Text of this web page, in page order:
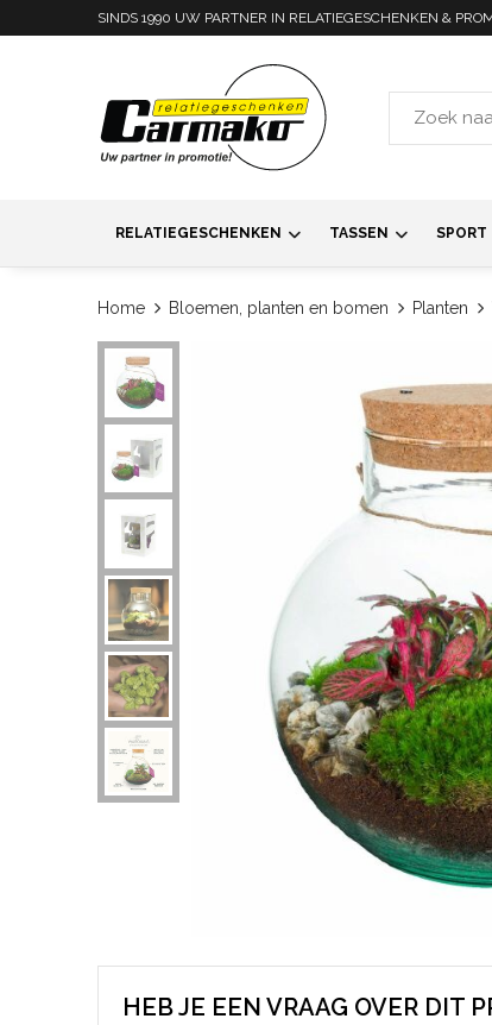
SINDS 1990 UW PARTNER IN RELATIEGESCHENKEN &
RELATIEGESCHENKEN TASSEN SPORT
Home Bloemen, planten en bomen Planten
HEB JE EEN VRAAG OVER DIT